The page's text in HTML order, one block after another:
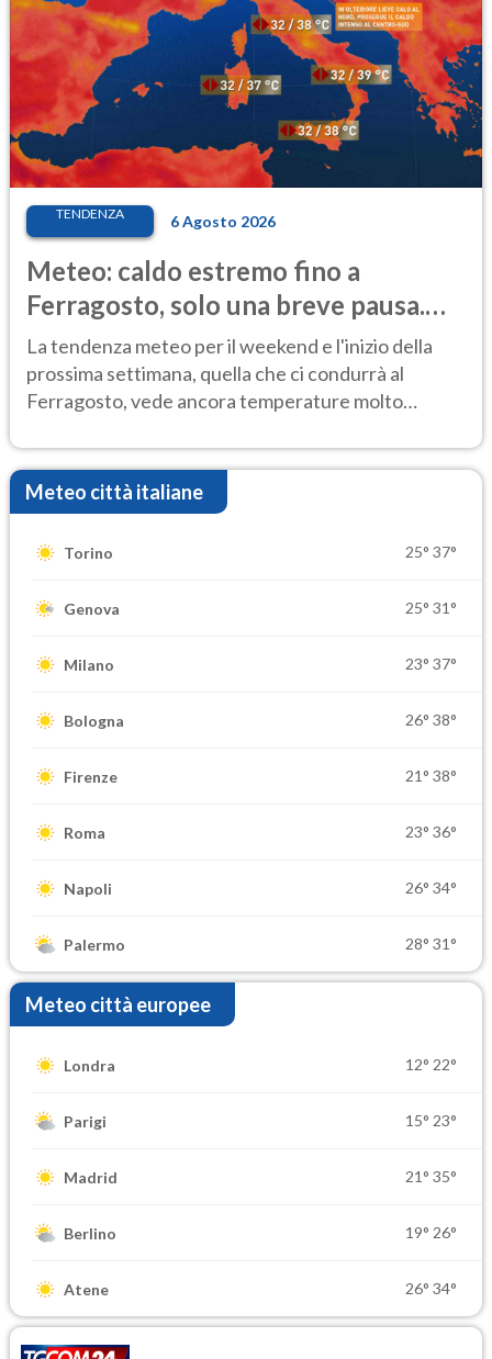
TENDENZA 6 Agosto 2026
Meteo: caldo estremo fino a
Ferragosto, solo una breve pausa.
Ecco dove
La tendenza meteo per il weekend e l'inizio della
prossima settimana, quella che ci condurrà al
Ferragosto, vede ancora temperature molto
Meteo città italiane
Torino 25° 37°
Genova 25° 31°
Milano 23° 37°
Bologna 26° 38°
Firenze 21° 38°
Roma 23° 36°
Napoli 26° 34°
Palermo 28° 31°
Meteo città europee
Londra 12° 22°
Parigi 15° 23°
Madrid 21° 35°
Berlino 19° 26°
Atene 26° 34°